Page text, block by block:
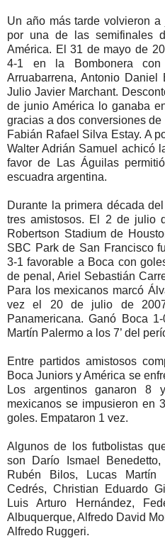
Un año más tarde volvieron
por una de las semifinales
América. El 31 de mayo de
4-1 en la Bombonera
Arruabarrena, Antonio
Julio Javier Marchant.
de junio América lo ganaba
gracias a dos conversiones
Fabián Rafael Silva Estay. A
Walter Adrián Samuel achicó
favor de Las Águilas
escuadra argentina.
Durante la primera década
tres amistosos. El 2 de julio
Robertson Stadium de
SBC Park de San Francisco
3-1 favorable a Boca con
de penal, Ariel Sebastián
Para los mexicanos marcó
vez el 20 de julio de
Panamericana. Ganó Boca
Martín Palermo a los 7’ del
Entre partidos amistosos
Boca Juniors y América se
Los argentinos ganaron 8
mexicanos se impusieron en
goles. Empataron 1 vez.
Algunos de los futbolistas
son Darío Ismael
Rubén Bilos, Lucas Martín
Cedrés, Christian Eduardo
Luis Arturo Hernández,
Albuquerque, Alfredo David
Alfredo Ruggeri.